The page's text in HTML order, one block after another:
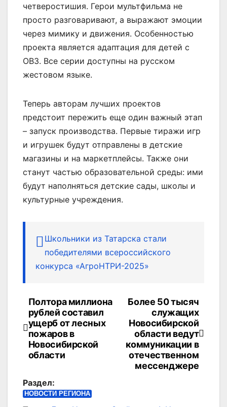
четверостишия. Герои мультфильма не
просто разговаривают, а выражают эмоции
через мимику и движения. Особенностью
проекта является адаптация для детей с
ОВЗ. Все серии доступны на русском
жестовом языке.
Теперь авторам лучших проектов
предстоит пережить еще один важный этап
– запуск производства. Первые тиражи игр
и игрушек будут отправлены в детские
магазины и на маркетплейсы. Также они
станут частью образовательной среды: ими
будут наполняться детские сады, школы и
культурные учреждения.
Школьники из Татарска стали
победителями всероссийского
конкурса «АгроНТРИ-2025»
Навигация
по
записям
Более 50 тысяч
служащих
Новосибирской
области ведут
коммуникации в
отечественном
мессенджере
Полтора миллиона
рублей составил
ущерб от лесных
пожаров в
Новосибирской
области
Раздел:
НОВОСТИ РЕГИОНА